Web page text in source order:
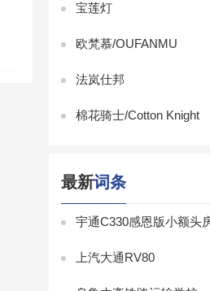
宝莲灯
欧梵慕/OUFANMU
法岚仕邦
棉花骑士/Cotton Knight
最新词条
宇通C330感恩版小额头
上汽大通RV80